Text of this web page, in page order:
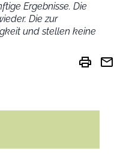
Ergebnisse. Die
Die zur
und stellen keine
print mail